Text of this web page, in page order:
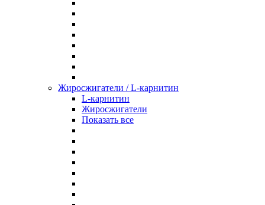
Жиросжигатели / L-карнитин
L-карнитин
Жиросжигатели
Показать все